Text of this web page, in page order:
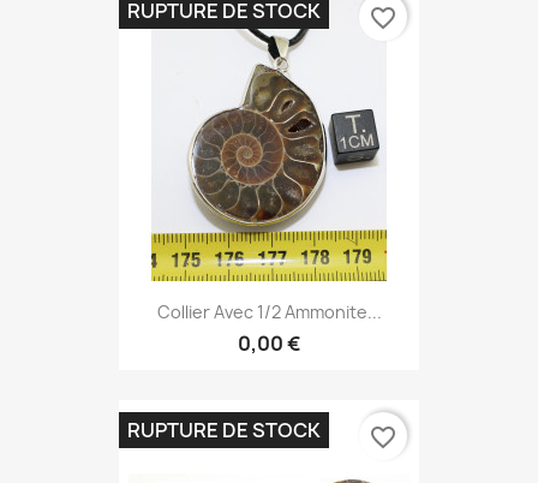
Collier Avec 1/2 Ammonite...
0,00 €
RUPTURE DE STOCK favorite_border
RUPTURE DE STOCK favorite_border